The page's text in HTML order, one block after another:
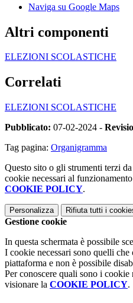
Naviga su Google Maps
Altri componenti
ELEZIONI SCOLASTICHE
Correlati
ELEZIONI SCOLASTICHE
Pubblicato: 07-02-2024 -
Tag pagina: Organigramma
Questo sito o gli strumenti terzi
cookie necessari al
COOKIE POLICY.
Personalizza Rifiuta tutti i
Gestione cookie
In questa schermata è possibile
I cookie necessari sono quelli
piattaforma e non è possibile
Per conoscere quali sono i
visionare la COOKIE POLICY.